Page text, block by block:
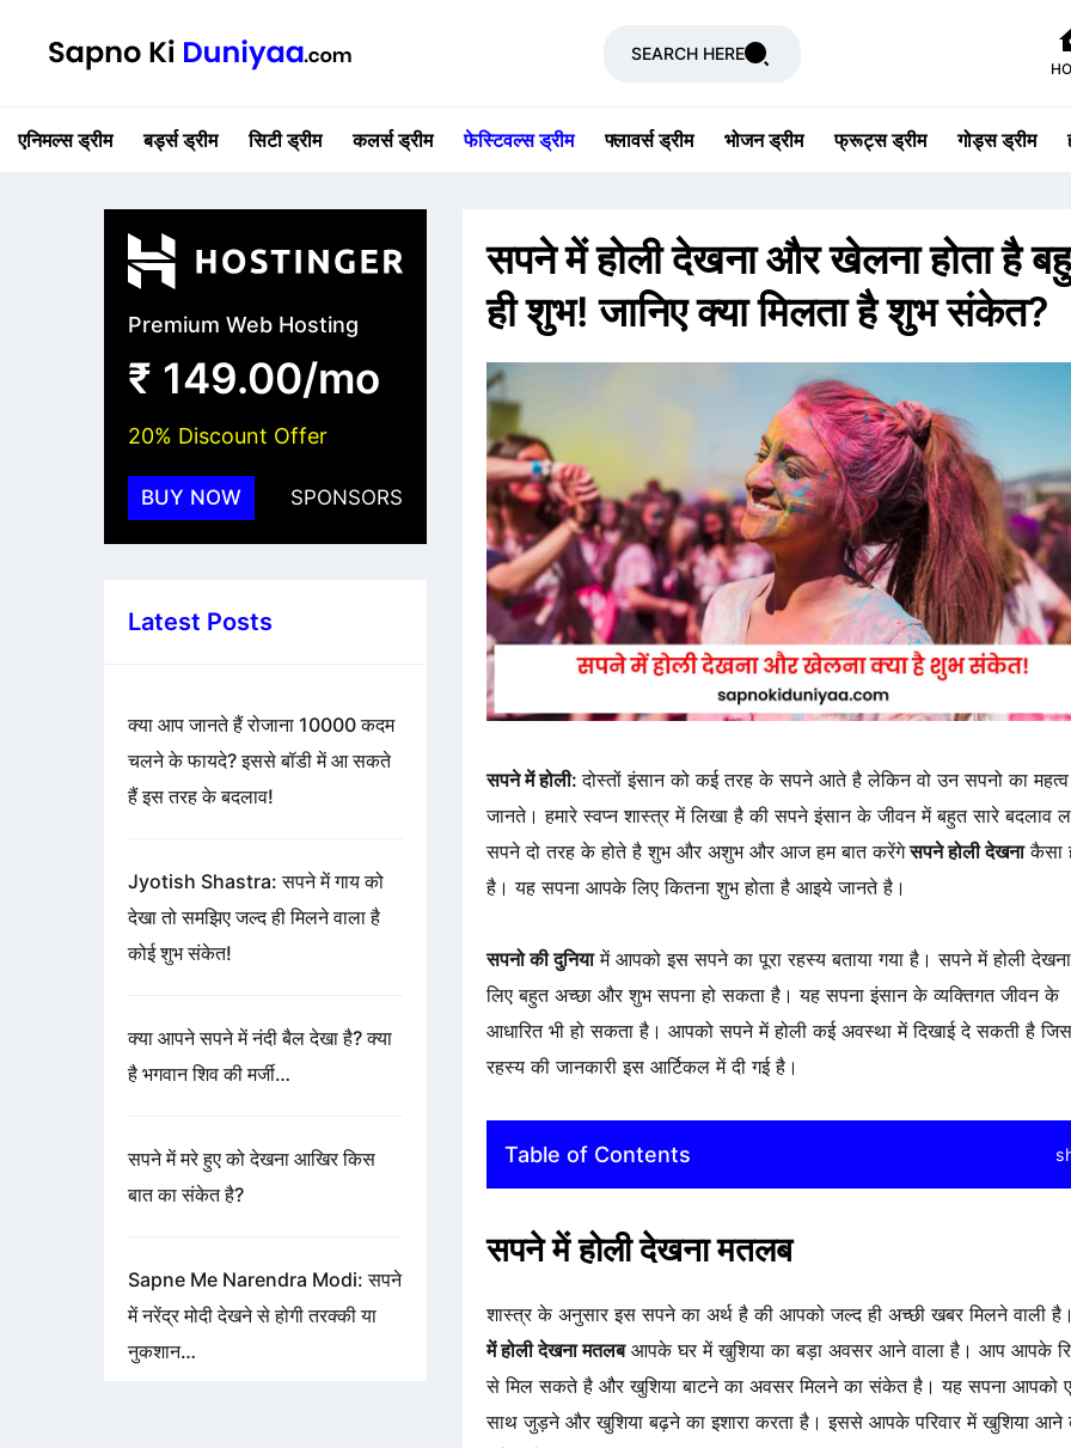
SEARCH HERE
एनिमल्स ड्रीम बर्ड्स ड्रीम सिटी ड्रीम कलर्स ड्रीम फेस्टिवल्स ड्रीम फ्लावर्स ड्रीम भोजन ड्रीम फ्रूट्स ड्रीम गोड्स ड्रीम
Premium Web Hosting
₹ 149.00/mo
20% Discount Offer
BUY NOW SPONSORS
Latest Posts
क्या आप जानते हैं रोजाना 10000 कदम
चलने के फायदे? इससे बॉडी में आ सकते
हैं इस तरह के बदलाव!
Jyotish Shastra: सपने में गाय को
देखा तो समझिए जल्द ही मिलने वाला है
कोई शुभ संकेत!
क्या आपने सपने में नंदी बैल देखा है? क्या
है भगवान शिव की मर्जी…
सपने में मरे हुए को देखना आखिर किस
बात का संकेत है?
Sapne Me Narendra Modi: सपने
में नरेंद्र मोदी देखने से होगी तरक्की या
नुकशान…
सपने में होली देखना और खेलना होता है
ही शुभ! जानिए क्या मिलता है शुभ संकेत?
सपने में होली:दोस्तों इंसान को कई तरह के सपने आते है लेकिन वो उन सपनो का महत्व
जानते। हमारे स्वप्न शास्त्र में लिखा है की सपने इंसान के जीवन में बहुत सारे बदलाव
सपने दो तरह के होते है शुभ और अशुभ और आज हम बात करेंगेसपने होली देखनाकैसा
है। यह सपना आपके लिए कितना शुभ होता है आइये जानते है।
सपनो की दुनियामें आपको इस सपने का पूरा रहस्य बताया गया है। सपने में होली
लिए बहुत अच्छा और शुभ सपना हो सकता है। यह सपना इंसान के व्यक्तिगत जीवन के
आधारित भी हो सकता है। आपको सपने में होली कई अवस्था में दिखाई दे सकती है
रहस्य की जानकारी इस आर्टिकल में दी गई है।
Table of Contents
सपने में होली देखना मतलब
शास्त्र के अनुसार इस सपने का अर्थ है की आपको जल्द ही अच्छी खबर मिलने वाली
में होली देखना मतलबआपके घर में खुशिया का बड़ा अवसर आने वाला है। आप आपके
से मिल सकते है और खुशिया बाटने का अवसर मिलने का संकेत है। यह सपना आपको
साथ जुड़ने और खुशिया बढ़ने का इशारा करता है। इससे आपके परिवार में खुशिया आने